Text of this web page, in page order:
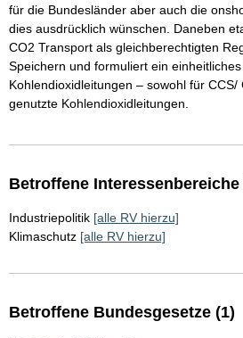
für die Bundesländer aber auch die
dies ausdrücklich wünschen. Daneben
CO2 Transport als gleichberechtigten
Speichern und formuliert ein
Kohlendioxidleitungen – sowohl für
genutzte Kohlendioxidleitungen.
Betroffene Interessenbereiche
Industriepolitik [alle RV hierzu]
Klimaschutz [alle RV hierzu]
Betroffene Bundesgesetze (1)